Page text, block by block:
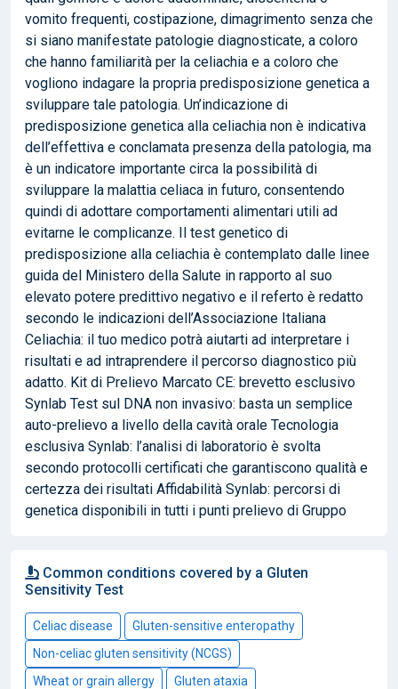
vomito frequenti, costipazione, dimagrimento senza che
si siano manifestate patologie diagnosticate, a coloro
che hanno familiarità per la celiachia e a coloro che
vogliono indagare la propria predisposizione genetica a
sviluppare tale patologia. Un’indicazione di
predisposizione genetica alla celiachia non è indicativa
dell’effettiva e conclamata presenza della patologia, ma
è un indicatore importante circa la possibilità di
sviluppare la malattia celiaca in futuro, consentendo
quindi di adottare comportamenti alimentari utili ad
evitarne le complicanze. Il test genetico di
predisposizione alla celiachia è contemplato dalle linee
guida del Ministero della Salute in rapporto al suo
elevato potere predittivo negativo e il referto è redatto
secondo le indicazioni dell’Associazione Italiana
Celiachia: il tuo medico potrà aiutarti ad interpretare i
risultati e ad intraprendere il percorso diagnostico più
adatto. Kit di Prelievo Marcato CE: brevetto esclusivo
Synlab Test sul DNA non invasivo: basta un semplice
auto-prelievo a livello della cavità orale Tecnologia
esclusiva Synlab: l’analisi di laboratorio è svolta
secondo protocolli certificati che garantiscono qualità e
certezza dei risultati Affidabilità Synlab: percorsi di
genetica disponibili in tutti i punti prelievo di Gruppo
Common conditions covered by a Gluten
Sensitivity Test
Celiac disease
Gluten-sensitive enteropathy
Non-celiac gluten sensitivity (NCGS)
Wheat or grain allergy
Gluten ataxia